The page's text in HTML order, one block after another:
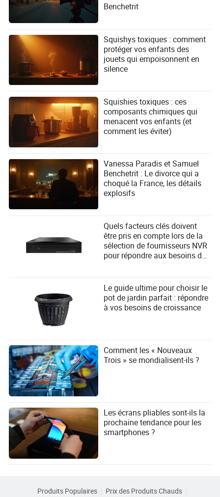
Benchetrit
Squishys toxiques : comment
protéger vos enfants des
jouets qui empoisonnent en
silence
Squishies toxiques : ces
composants chimiques qui
menacent vos enfants (et
comment les éviter)
Vanessa Paradis et Samuel
Benchetrit : Le divorce qui a
choqué la France, les détails
explosifs
Quels facteurs clés doivent
être pris en compte lors de la
sélection de fournisseurs NVR
pour répondre aux besoins des
Le guide ultime pour choisir le
pot de jardin parfait : répondre
à vos besoins de croissance
Comment les « Nouveaux
Trois » se mondialisent-ils ?
Les écrans pliables sont-ils la
prochaine tendance pour les
smartphones ?
Produits Populaires Prix des Produits Chauds